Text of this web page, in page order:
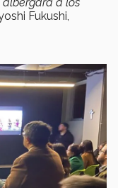
Fukushi,